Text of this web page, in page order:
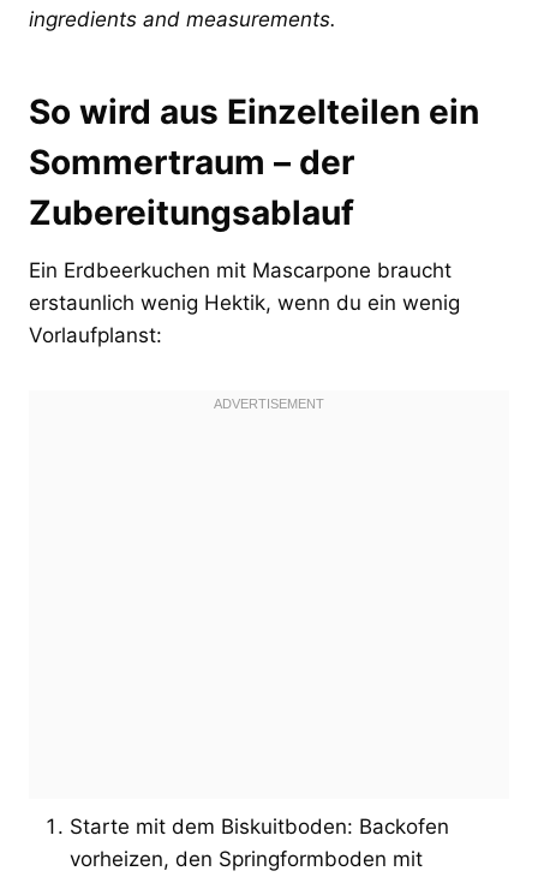
ingredients and measurements.
So wird aus Einzelteilen ein
Sommertraum – der
Zubereitungsablauf
Ein Erdbeerkuchen mit Mascarpone braucht
erstaunlich wenig Hektik, wenn du ein wenig
Vorlaufplanst:
Starte mit dem Biskuitboden: Backofen
vorheizen, den Springformboden mit